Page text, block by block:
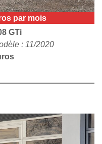
par mois
GTi
: 11/2020